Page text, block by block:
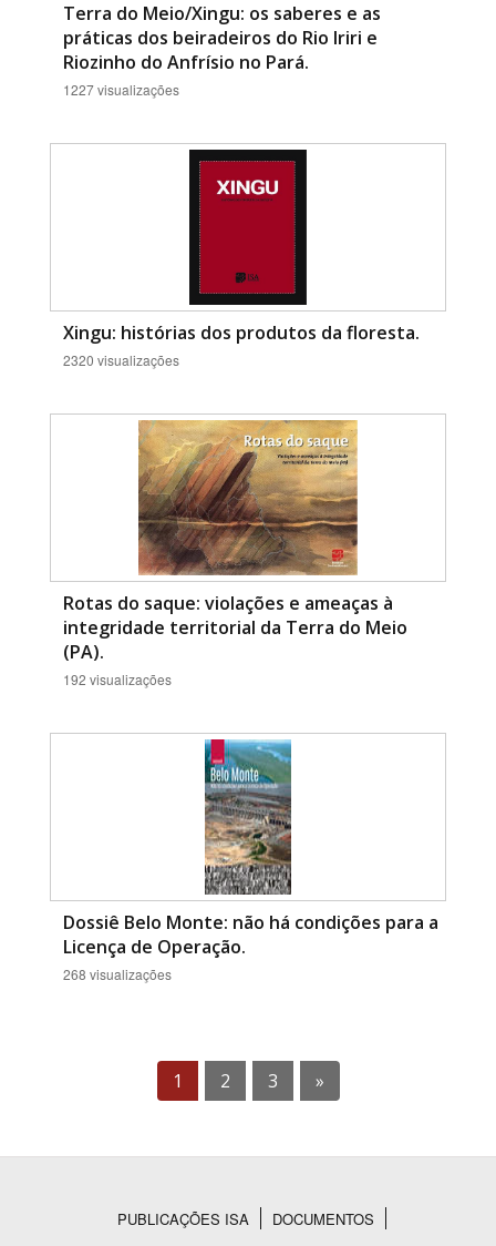
Terra do Meio/Xingu: os saberes e as
práticas dos beiradeiros do Rio Iriri e
Riozinho do Anfrísio no Pará.
1227 visualizações
Xingu: histórias dos produtos da floresta.
2320 visualizações
Rotas do saque: violações e ameaças à
integridade territorial da Terra do Meio
(PA).
192 visualizações
Dossiê Belo Monte: não há condições para a
Licença de Operação.
268 visualizações
1 2 3 »
PUBLICAÇÕES ISA DOCUMENTOS